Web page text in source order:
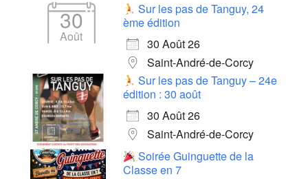
30
Août
Sur les pas de Tanguy, 24
ème édition
30 Août 26
Saint-André-de-Corcy
Sur les pas de Tanguy – 24e
édition : 30 août
30 Août 26
Saint-André-de-Corcy
Soirée Guinguette de la
Classe en 7